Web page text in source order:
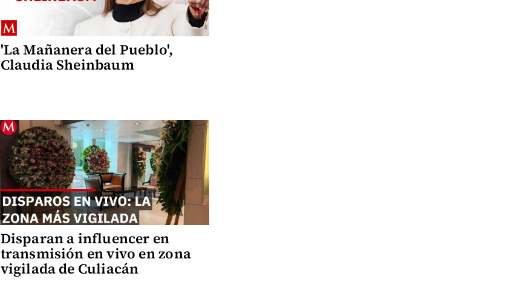
'La Mañanera del Pueblo',
Claudia Sheinbaum
Disparan a influencer en
transmisión en vivo en zona
vigilada de Culiacán